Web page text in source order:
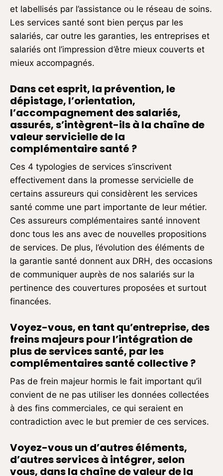
et labellisés par l’assistance ou le réseau de soins.
Les services santé sont bien perçus par les
salariés, car outre les garanties, les entreprises et
salariés ont l’impression d’être mieux couverts et
mieux accompagnés.
Dans cet esprit, la prévention, le
dépistage, l’orientation,
l’accompagnement des salariés,
assurés, s’intègrent-ilsà la chaîne de
valeur servicielle de la
complémentaire santé ?
Ces 4 typologies de services s’inscrivent
effectivement dans la promesse servicielle de
certains assureurs qui considèrent les services
santé comme une part importante de leur métier.
Ces assureurs complémentaires santé innovent
donc tous les ans avec de nouvelles propositions
de services. De plus, l’évolution des éléments de
la garantie santé donnent aux DRH, des occasions
de communiquer auprès de nos salariés sur la
pertinence des couvertures proposées et surtout
financées.
Voyez-vous, en tant qu’entreprise, des
freins majeurs pour l’intégration de
plus de services santé, par les
complémentaires santé collective ?
Pas de frein majeur hormis le fait important qu’il
convient de ne pas utiliser les données collectées
à des fins commerciales, ce qui seraient en
contradiction avec le but premier de ces services.
Voyez-vous un d’autres éléments,
d’autres services à intégrer, selon
vous, dans la chaîne de valeur de la